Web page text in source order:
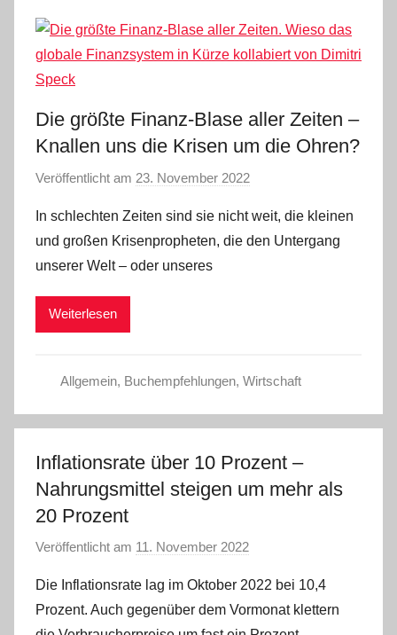
Die größte Finanz-Blase aller Zeiten –
Knallen uns die Krisen um die Ohren?
Veröffentlicht am 23. November 2022
n
a
In schlechten Zeiten sind sie nicht weit, die kleinen
und großen Krisenpropheten, die den Untergang
unserer Welt – oder unseres
Weiterlesen
Allgemein, Buchempfehlungen, Wirtschaft
Inflationsrate über 10 Prozent –
Nahrungsmittel steigen um mehr als
20 Prozent
Veröffentlicht am 11. November 2022
n
a
Die Inflationsrate lag im Oktober 2022 bei 10,4
Prozent. Auch gegenüber dem Vormonat klettern